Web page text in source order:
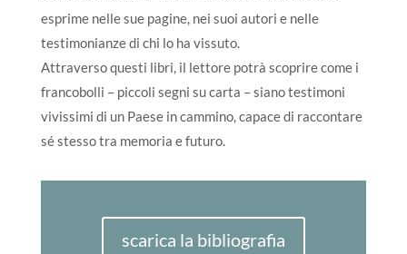
esprime nelle sue pagine, nei suoi autori e nelle
testimonianze di chi lo ha vissuto.
Attraverso questi libri, il lettore potrà scoprire come i
francobolli – piccoli segni su carta – siano testimoni
vivissimi di un Paese in cammino, capace di raccontare
sé stesso tra memoria e futuro.
scarica la bibliografia